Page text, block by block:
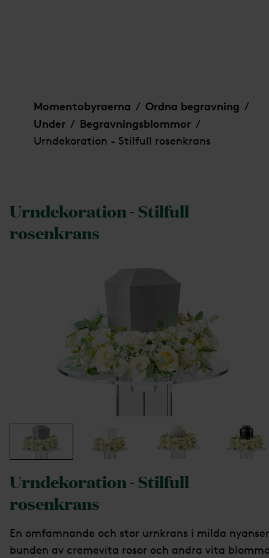
Momentobyraerna / Ordna begravning /
Under / Begravningsblommor /
Urndekoration - Stilfull rosenkrans
Urndekoration - Stilfull
rosenkrans
Urndekoration - Stilfull
rosenkrans
En omfamnande och stor urnkrans i milda
bunden av cremevita rosor och andra vita